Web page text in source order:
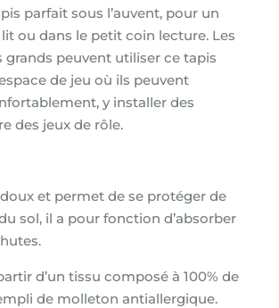
parfait sous l’auvent, pour un
ou dans le petit coin lecture. Les
grands peuvent utiliser ce tapis
de jeu où ils peuvent
y installer des
des jeux de rôle.
et permet de se protéger de
sol, il a pour fonction d’absorber
d’un tissu composé à 100% de
de molleton antiallergique.